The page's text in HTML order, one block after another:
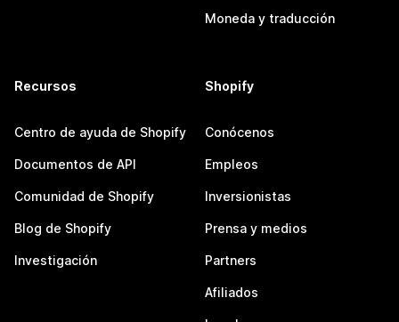
Moneda y traducción
Recursos
Centro de ayuda de Shopify
Documentos de API
Comunidad de Shopify
Blog de Shopify
Investigación
Shopify
Conócenos
Empleos
Inversionistas
Prensa y medios
Partners
Afiliados